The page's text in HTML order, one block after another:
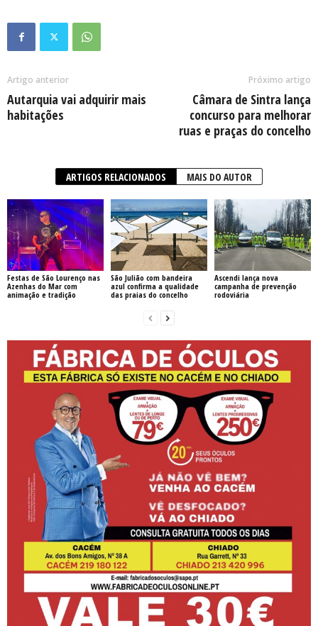
Artigo anterior
Autarquia vai adquirir mais
habitações
Próximo artigo
Câmara de Sintra lança
concurso para melhorar
ruas e praças do concelho
ARTIGOS RELACIONADOS MAIS DO AUTOR
Festas de São Lourenço nas
Azenhas do Mar com
animação e tradição
São Julião com bandeira
azul confirma a qualidade
das praias do concelho
Ascendi lança nova
campanha de prevenção
rodoviária